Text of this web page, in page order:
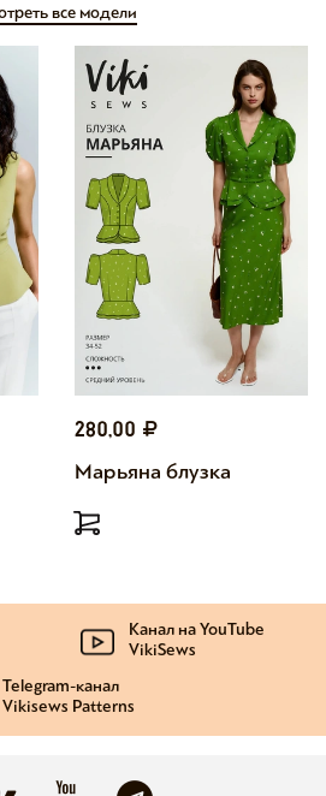
все модели
280,00
Марьяна блузка
Канал на YouTube
VikiSews
Telegram-канал
Vikisews Patterns